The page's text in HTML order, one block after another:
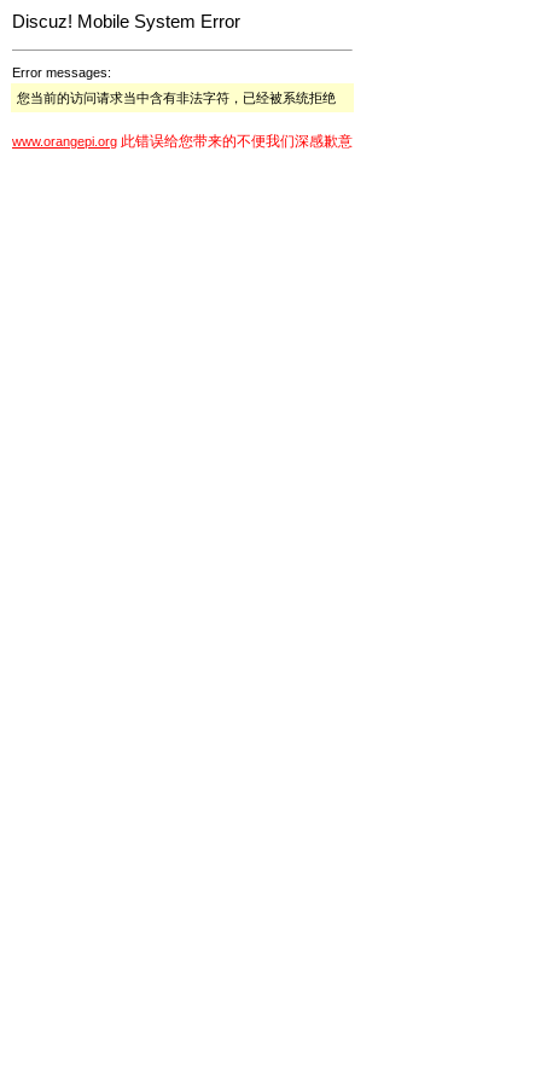
Discuz! Mobile System Error
Error messages:
您当前的访问请求当中含有非法字符，已经被系统拒绝
www.orangepi.org 此错误给您带来的不便我们深感歉意